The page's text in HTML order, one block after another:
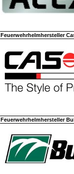
Feuerwehrhelmhersteller
Feuerwehrhelmhersteller